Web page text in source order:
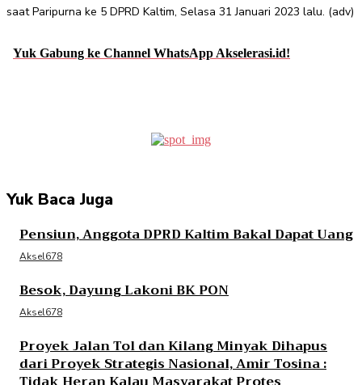
saat Paripurna ke 5 DPRD Kaltim, Selasa 31 Januari 2023 lalu. (adv)
Yuk Gabung ke Channel WhatsApp Akselerasi.id!
Yuk Baca Juga
Pensiun, Anggota DPRD Kaltim Bakal Dapat Uang
Aksel678
Besok, Dayung Lakoni BK PON
Aksel678
Proyek Jalan Tol dan Kilang Minyak Dihapus
dari Proyek Strategis Nasional, Amir Tosina :